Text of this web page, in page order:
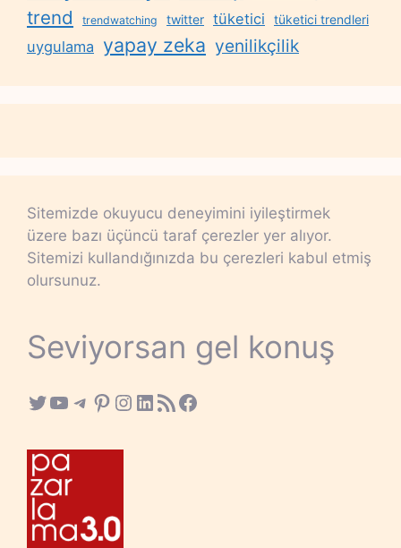
trend trendwatching twitter tüketici tüketici trendleri
uygulama yapay zeka yenilikçilik
Sitemizde okuyucu deneyimini iyileştirmek
üzere bazı üçüncü taraf çerezler yer alıyor.
Sitemizi kullandığınızda bu çerezleri kabul etmiş
olursunuz.
Seviyorsan gel konuş
Twitter
YouTube
Telegram
Pinterest
Instagram
LinkedIn
RSS FeedFacebook